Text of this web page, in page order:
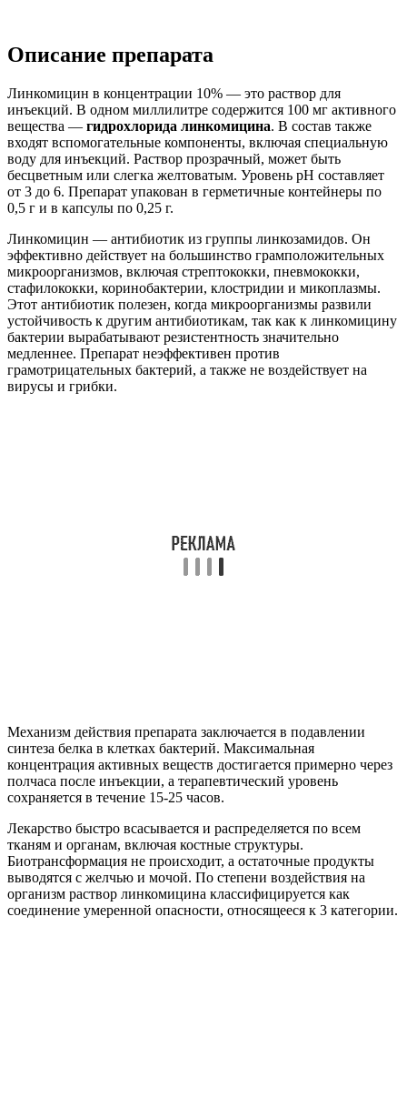
Описание препарата
Линкомицин в концентрации 10% — это раствор для
инъекций. В одном миллилитре содержится 100 мг активного
вещества — гидрохлорида линкомицина. В состав также
входят вспомогательные компоненты, включая специальную
воду для инъекций. Раствор прозрачный, может быть
бесцветным или слегка желтоватым. Уровень pH составляет
от 3 до 6. Препарат упакован в герметичные контейнеры по
0,5 г и в капсулы по 0,25 г.
Линкомицин — антибиотик из группы линкозамидов. Он
эффективно действует на большинство грамположительных
микроорганизмов, включая стрептококки, пневмококки,
стафилококки, коринобактерии, клостридии и микоплазмы.
Этот антибиотик полезен, когда микроорганизмы развили
устойчивость к другим антибиотикам, так как к линкомицину
бактерии вырабатывают резистентность значительно
медленнее. Препарат неэффективен против
грамотрицательных бактерий, а также не воздействует на
вирусы и грибки.
Механизм действия препарата заключается в подавлении
синтеза белка в клетках бактерий. Максимальная
концентрация активных веществ достигается примерно через
полчаса после инъекции, а терапевтический уровень
сохраняется в течение 15-25 часов.
Лекарство быстро всасывается и распределяется по всем
тканям и органам, включая костные структуры.
Биотрансформация не происходит, а остаточные продукты
выводятся с желчью и мочой. По степени воздействия на
организм раствор линкомицина классифицируется как
соединение умеренной опасности, относящееся к 3 категории.